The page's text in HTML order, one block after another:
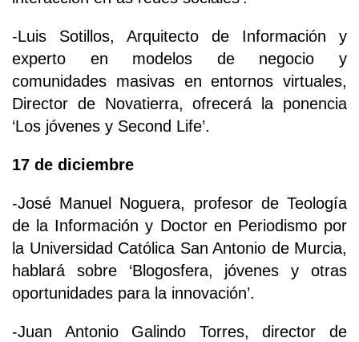
-Luis Sotillos, Arquitecto de Información y
experto en modelos de negocio y
comunidades masivas en entornos virtuales,
Director de Novatierra, ofrecerá la ponencia
‘Los jóvenes y Second Life’.
17 de diciembre
-José Manuel Noguera, profesor de Teología
de la Información y Doctor en Periodismo por
la Universidad Católica San Antonio de Murcia,
hablará sobre ‘Blogosfera, jóvenes y otras
oportunidades para la innovación’.
-Juan Antonio Galindo Torres, director de